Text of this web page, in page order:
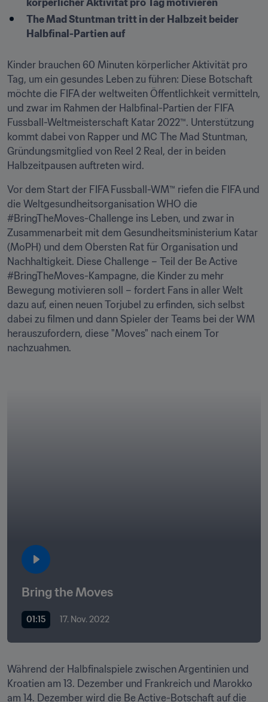
körperlicher Aktivität pro Tag motivieren
The Mad Stuntman tritt in der Halbzeit beider
Halbfinal-Partien auf
Kinder brauchen 60 Minuten körperlicher Aktivität pro
Tag, um ein gesundes Leben zu führen: Diese Botschaft
möchte die FIFA der weltweiten Öffentlichkeit vermitteln,
und zwar im Rahmen der Halbfinal-Partien der FIFA
Fussball-Weltmeisterschaft Katar 2022™. Unterstützung
kommt dabei von Rapper und MC The Mad Stuntman,
Gründungsmitglied von Reel 2 Real, der in beiden
Halbzeitpausen auftreten wird.
Vor dem Start der FIFA Fussball-WM™ riefen die FIFA und
die Weltgesundheitsorganisation WHO die
#BringTheMoves-Challenge ins Leben, und zwar in
Zusammenarbeit mit dem Gesundheitsministerium Katar
(MoPH) und dem Obersten Rat für Organisation und
Nachhaltigkeit. Diese Challenge – Teil der Be Active
#BringTheMoves-Kampagne, die Kinder zu mehr
Bewegung motivieren soll – fordert Fans in aller Welt
dazu auf, einen neuen Torjubel zu erfinden, sich selbst
dabei zu filmen und dann Spieler der Teams bei der WM
herauszufordern, diese "Moves" nach einem Tor
nachzuahmen.
Bring the Moves
01:15 17. Nov. 2022
Während der Halbfinalspiele zwischen Argentinien und
Kroatien am 13. Dezember und Frankreich und Marokko
am 14. Dezember wird die Be Active-Botschaft auf die